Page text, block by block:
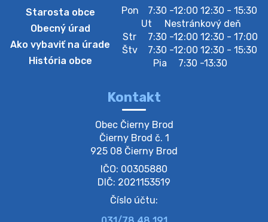
Zber separovaného odpadu plastu-
Oznamujeme obyvateľom, že v stredu 05. augusta
prebehne zber separovaného odpadu plastu. Prosíme
obyvateľov, aby vrecia s odpadom vyložili pred dom už
Oznámenie o plánovanom prerušení dodávky
Oznamujeme Vám, že v určitých dňoch bude v
niektorých častiach našej obce plánované prerušenie
distribúcie elektrickej energie. Podrobné informácie o
dátumoch, časoch a dotknutých …
4. augusta 2026 09:48
Starosta obce
Obecný úrad
Ako vybaviť na úrade
História obce
Pon
7:30 -12:00 12:30 - 15:30
Ut
Nestránkový deň
Str
7:30 -12:00 12:30 - 17:00
Štv
7:30 -12:00 12:30 - 15:30
Pia
7:30 -13:30
Kontakt
Obec Čierny Brod
Čierny Brod č. 1
925 08 Čierny Brod
IČO: 00305880
DIČ: 2021153519
Číslo účtu: